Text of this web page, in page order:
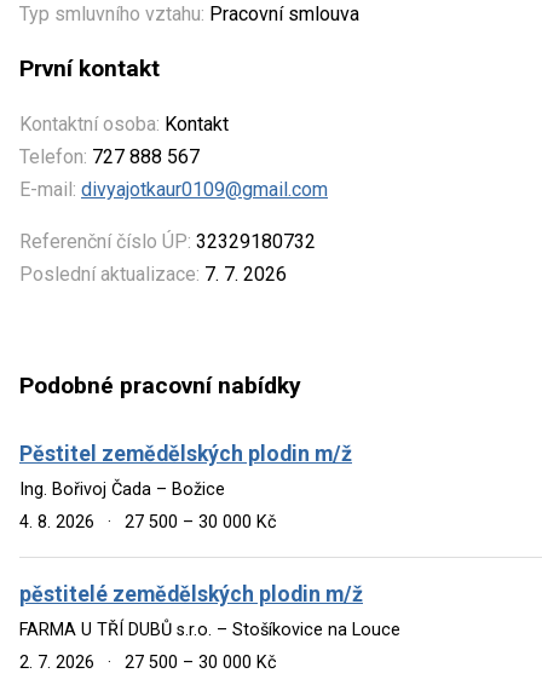
Typ smluvního vztahu: Pracovní smlouva
První kontakt
Kontaktní osoba: Kontakt
Telefon: 727 888 567
E-mail: divyajotkaur0109@gmail.com
Referenční číslo ÚP: 32329180732
Poslední aktualizace: 7. 7. 2026
Podobné pracovní nabídky
Pěstitel zemědělských plodin m/ž
Ing. Bořivoj Čada – Božice
4. 8. 2026
· 27 500 – 30 000 Kč
pěstitelé zemědělských plodin m/ž
FARMA U TŘÍ DUBŮ s.r.o. – Stošíkovice na Louce
2. 7. 2026
· 27 500 – 30 000 Kč